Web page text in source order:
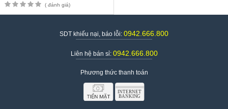
( đánh giá)
SDT khiếu nại, báo lỗi: 0942.666.800
Liên hệ bán sỉ: 0942.666.800
Phương thức thanh toán